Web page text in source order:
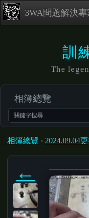
3WA問題解決
訓
The
相簿總覽
相簿總覽 › 2024.09.04
←